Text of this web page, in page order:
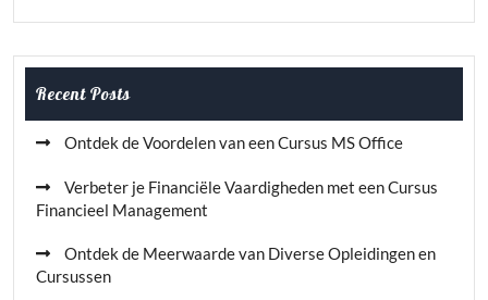
Recent Posts
Ontdek de Voordelen van een Cursus MS Office
Verbeter je Financiële Vaardigheden met een Cursus
Financieel Management
Ontdek de Meerwaarde van Diverse Opleidingen en
Cursussen